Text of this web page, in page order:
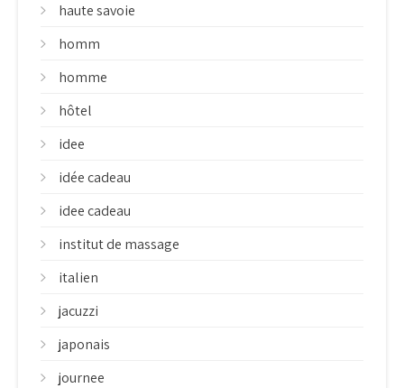
haute savoie
homm
homme
hôtel
idee
idée cadeau
idee cadeau
institut de massage
italien
jacuzzi
japonais
journee